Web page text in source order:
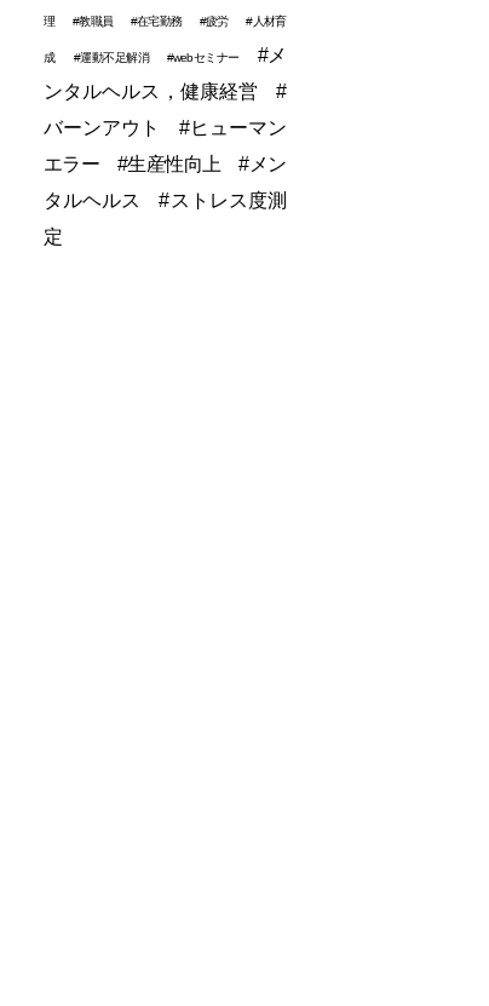
理 #教職員 #在宅勤務 #疲労 #人材育
成 #運動不足解消 #webセミナー
#メ
ンタルヘルス，健康経営
#
バーンアウト
#ヒューマン
エラー
#生産性向上
#メン
タルヘルス
#ストレス度測
定